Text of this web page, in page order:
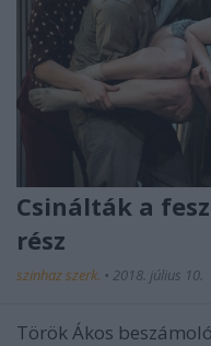
Csinálták a
rész
szinhaz szerk. • 2018. július 10.
Török Ákos